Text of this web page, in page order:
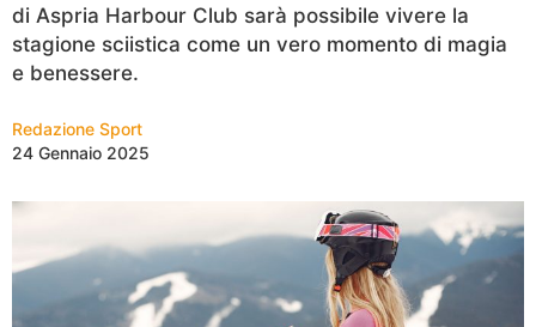
di Aspria Harbour Club sarà possibile vivere la
stagione sciistica come un vero momento di magia
e benessere.
Redazione Sport
24 Gennaio 2025